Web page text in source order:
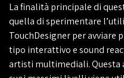
La finalità principale di
quella di sperimentare
TouchDesigner per
tipo interattivo e sound
artisti multimediali. Questa